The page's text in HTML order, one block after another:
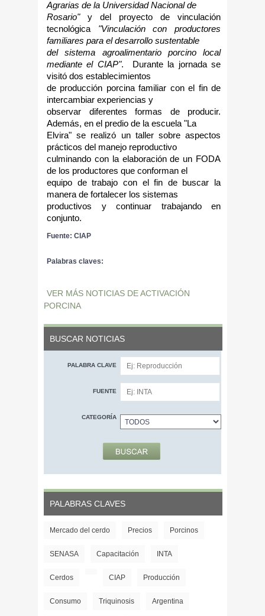
Agrarias de la Universidad Nacional de
Rosario"y del proyecto de vinculación
tecnológica "Vinculación con productores
familiares para el desarrollo sustentable
del sistema agroalimentario porcino local
mediante el CIAP". Durante la jornada se
visitó dos establecimientos
de producción porcina familiar con el fin de
intercambiar experiencias y
observar diferentes formas de producir.
Además, en el predio de la escuela "La
Elvira" se realizó un taller sobre aspectos
prácticos del manejo reproductivo
culminando con la elaboración de un FODA
de los productores que conforman el
equipo de trabajo con el fin de buscar la
manera de fortalecer los sistemas
productivos y continuar trabajando en
conjunto.
Fuente: CIAP
Palabras claves:
VER MÁS NOTICIAS DE ACTIVACIÓN
PORCINA
BUSCAR NOTICIAS
PALABRA CLAVE
FUENTE
CATEGORÍA
PALABRAS CLAVES
Mercado del cerdo Precios Porcinos
SENASA Capacitación INTA
Cerdos CIAP Producción
Consumo Triquinosis Argentina